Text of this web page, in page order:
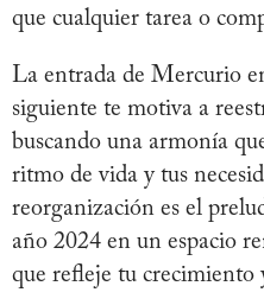
que cualquier tarea o
La entrada de Mercurio
siguiente te motiva a
buscando una armonía
ritmo de vida y tus
reorganización es el
año 2024 en un espacio
que refleje tu crecimiento